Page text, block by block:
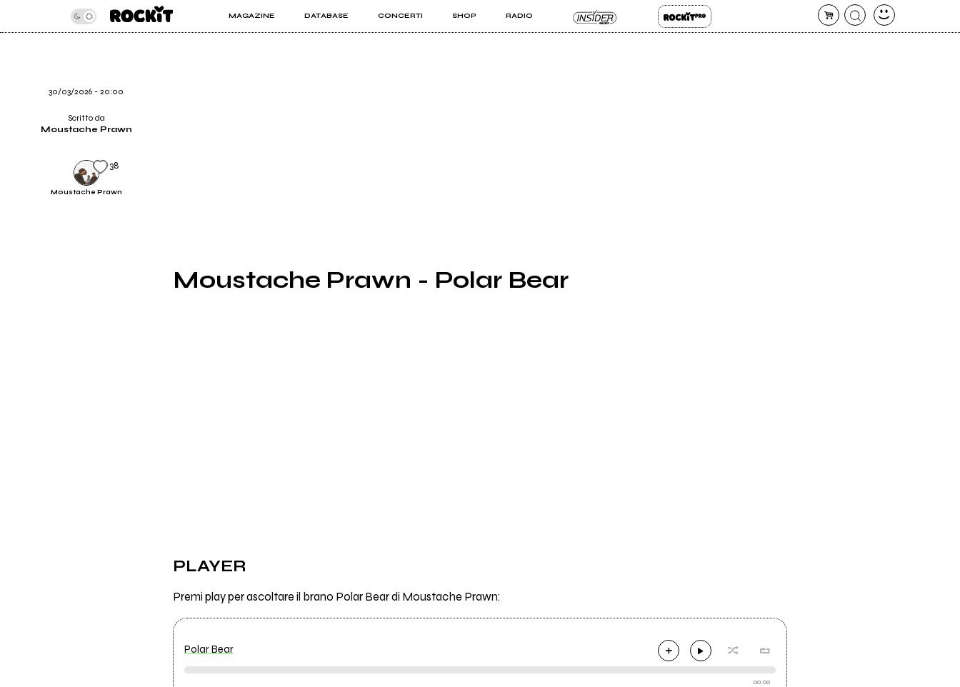
MAGAZINE DATABASE CONCERTI SHOP RADIO
INSIDER ROCKIT PRO
Moustache Prawn - Polar Bear
30/03/2026 - 20:00
Scritto da
Moustache Prawn
Moustache Prawn
38
PLAYER
Premi play per ascoltare il brano Polar Bear di Moustache Prawn:
Polar Bear
00:00